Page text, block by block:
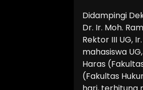
Didampingi
Dr. Ir. Moh.
Rektor III UG,
mahasiswa
Haras
(Fakultas